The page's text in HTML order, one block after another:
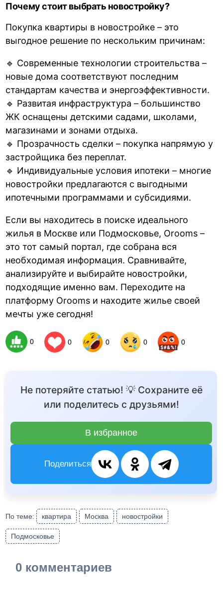
Почему стоит выбрать новостройку?
Покупка квартиры в новостройке – это
выгодное решение по нескольким причинам:
🔹 Современные технологии строительства –
новые дома соответствуют последним
стандартам качества и энергоэффективности.
🔹 Развитая инфраструктура – большинство
ЖК оснащены детскими садами, школами,
магазинами и зонами отдыха.
🔹 Прозрачность сделки – покупка напрямую у
застройщика без переплат.
🔹 Индивидуальные условия ипотеки – многие
новостройки предлагаются с выгодными
ипотечными программами и субсидиями.
Если вы находитесь в поиске идеального
жилья в Москве или Подмосковье, Orooms –
это тот самый портал, где собрана вся
необходимая информация. Сравнивайте,
анализируйте и выбирайте новостройки,
подходящие именно вам. Переходите на
платформу Orooms и находите жилье своей
мечты уже сегодня!
0 0 0 0 0
Не потеряйте статью! 💡 Сохраните её
или поделитесь с друзьями!
В избранное
Поделиться
По теме: квартира Москва новостройки
Подмосковье
0 комментариев